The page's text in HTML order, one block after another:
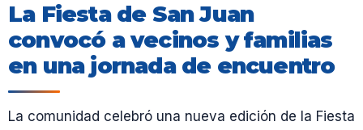
La Fiesta de San Juan
convocó a vecinos y familias
en una jornada de encuentro
La comunidad celebró una nueva edición de la Fiesta